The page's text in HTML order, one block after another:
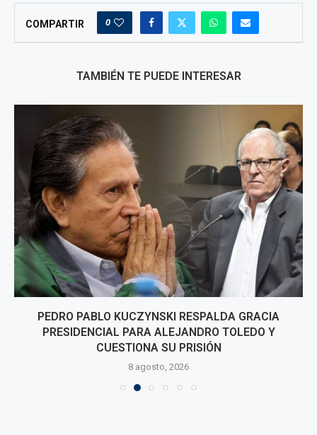
COMPARTIR 0
TAMBIÉN TE PUEDE INTERESAR
PEDRO PABLO KUCZYNSKI RESPALDA GRACIA
PRESIDENCIAL PARA ALEJANDRO TOLEDO Y
CUESTIONA SU PRISIÓN
8 agosto, 2026